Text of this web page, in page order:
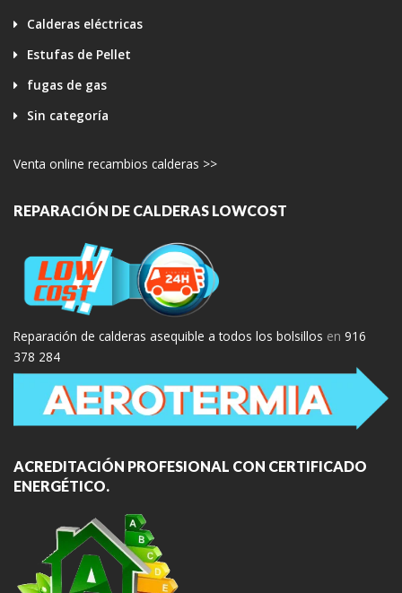
Calderas eléctricas
Estufas de Pellet
fugas de gas
Sin categoría
Venta online recambios calderas >>
REPARACIÓN DE CALDERAS LOWCOST
Reparación de calderas asequible a todos los bolsillos en 916
378 284
ACREDITACIÓN PROFESIONAL CON CERTIFICADO
ENERGÉTICO.